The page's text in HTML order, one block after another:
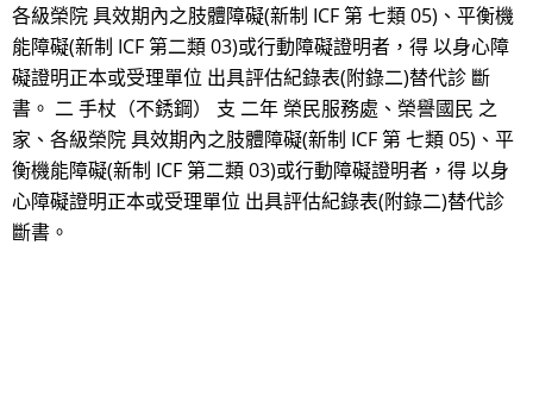
各級榮院 具效期內之肢體障礙(新制 ICF 第 七類 05)、平衡機
能障礙(新制 ICF 第二類 03)或行動障礙證明者，得 以身心障
礙證明正本或受理單位 出具評估紀錄表(附錄二)替代診 斷
書。 二 手杖（不銹鋼） 支 二年 榮民服務處、榮譽國民 之
家、各級榮院 具效期內之肢體障礙(新制 ICF 第 七類 05)、平
衡機能障礙(新制 ICF 第二類 03)或行動障礙證明者，得 以身
心障礙證明正本或受理單位 出具評估紀錄表(附錄二)替代診
斷書。